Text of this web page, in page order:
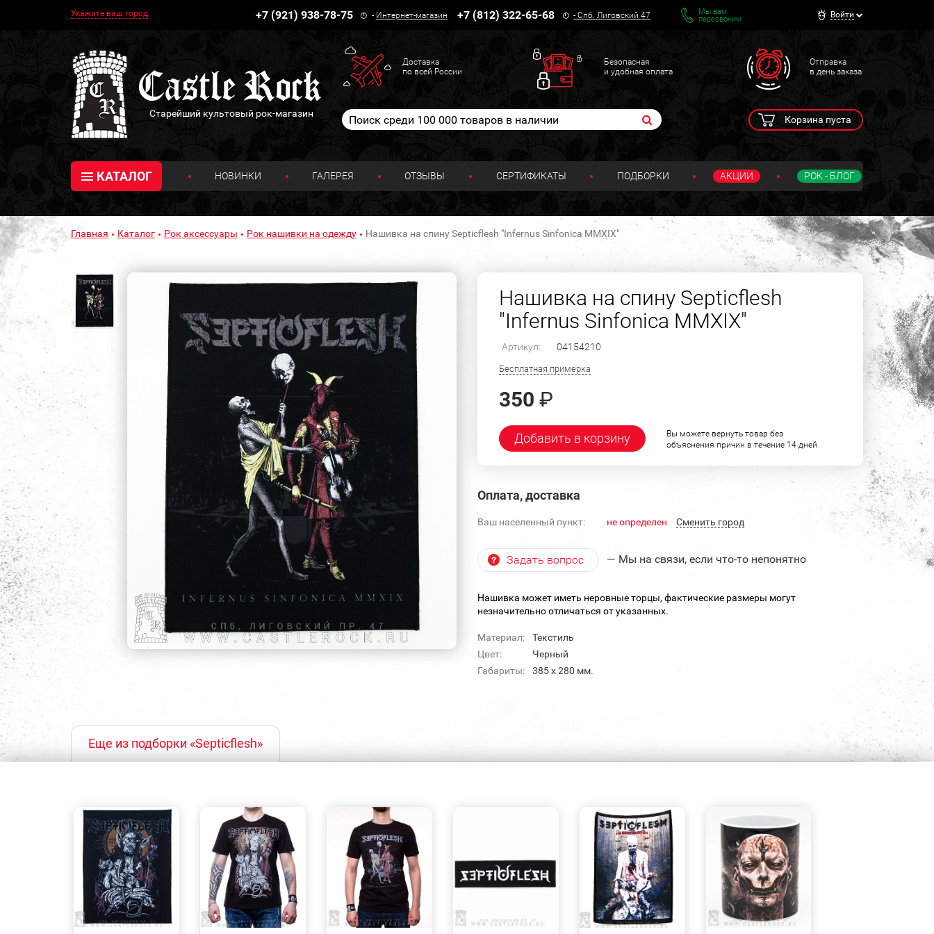
Укажите ваш город +7 (921) 938-78-75 - Интернет-магазин +7 (812) 322-65-68 -Спб. Лиговский 47
Мы вам
перезвоним
Войти
Старейший культовый рок-магазин
Доставка
по всей России
Безопасная
и удобная оплата
Отправка
в день заказа
Корзина пуста
КАТАЛОГ НОВИНКИ ГАЛЕРЕЯ ОТЗЫВЫ СЕРТИФИКАТЫ ПОДБОРКИ АКЦИИ РОК - БЛОГ
Главная Каталог Рок аксессуары Рок нашивки на одежду Нашивка на спину Septicflesh "Infernus Sinfonica MMXIX"
Нашивка на спину Septicflesh
"Infernus Sinfonica MMXIX"
Артикул: 04154210
Бесплатная примерка
350 ₽
Добавить в корзину
Вы можете вернуть товар без
объяснения причин в течение 14 дней
Оплата, доставка
Ваш населенный пункт: не определен Cменить город
Задать вопрос — Мы на связи, если что-то непонятно
Нашивка может иметь неровные торцы, фактические размеры могут
незначительно отличаться от указанных.
Материал:
Текстиль
Цвет:
Черный
Габариты:
385 х 280 мм.
Еще из подборки «Septicflesh»